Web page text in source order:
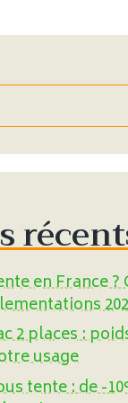
en France ?
2 places :
usage
tente : de -